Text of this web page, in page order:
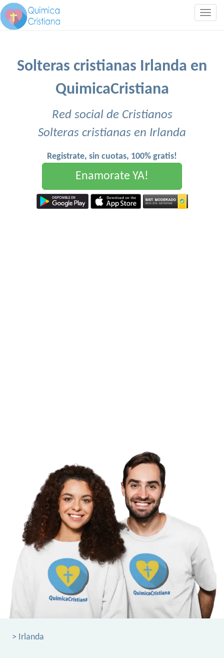
Solteras cristianas Irlanda en
QuimicaCristiana
Red social de Cristianos
Solteras cristianas en Irlanda
Registrate, sin cuotas, 100% gratis!
Enamorate YA!
> Irlanda